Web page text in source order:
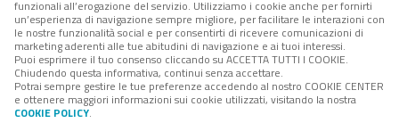
FPAè la società di servizi e consulenza delGruppo
Digital 360che accompagna amministrazioni e aziende
funzionali all’erogazione del servizio. Utilizziamo i cookie anche per fornirti
un’esperienza di navigazione sempre migliore, per facilitare le interazioni con
le nostre funzionalità social e per consentirti di ricevere comunicazioni di
marketing aderenti alle tue abitudini di navigazione e ai tuoi interessi.
Puoi esprimere il tuo consenso cliccando su ACCETTA TUTTI I COOKIE.
Chiudendo questa informativa, continui senza accettare.
Potrai sempre gestire le tue preferenze accedendo al nostro COOKIE CENTER
e ottenere maggiori informazioni sui cookie utilizzati, visitando la nostra
COOKIE POLICY.